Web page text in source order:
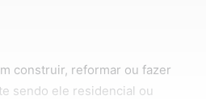
construir, reformar ou fazer
sendo ele residencial ou